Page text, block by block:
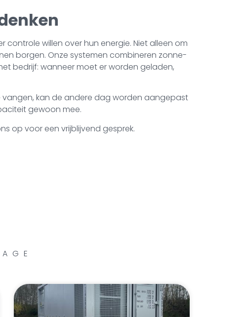
controle willen over hun energie. Niet alleen om
borgen. Onze systemen combineren zonne-
bedrijf: wanneer moet er worden geladen,
vangen, kan de andere dag worden aangepast
gewoon mee.
op voor een vrijblijvend gesprek.